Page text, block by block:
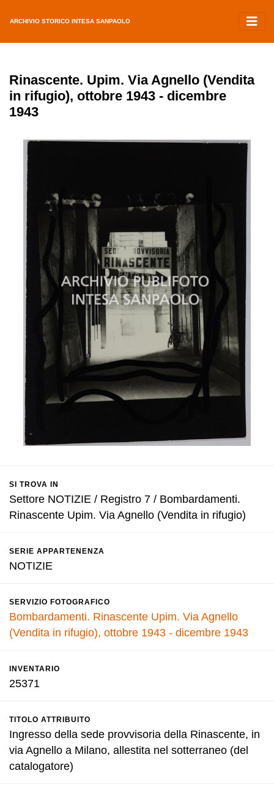
ARCHIVIO STORICO INTESA SANPAOLO
Rinascente. Upim. Via Agnello (Vendita
in rifugio), ottobre 1943 - dicembre
1943
SI TROVA IN
Settore NOTIZIE / Registro 7 / Bombardamenti.
Rinascente Upim. Via Agnello (Vendita in rifugio)
SERIE APPARTENENZA
NOTIZIE
SERVIZIO FOTOGRAFICO
Bombardamenti. Rinascente Upim. Via Agnello
(Vendita in rifugio), ottobre 1943 - dicembre 1943
INVENTARIO
25371
TITOLO ATTRIBUITO
Ingresso della sede provvisoria della Rinascente, in
via Agnello a Milano, allestita nel sotterraneo (del
catalogatore)